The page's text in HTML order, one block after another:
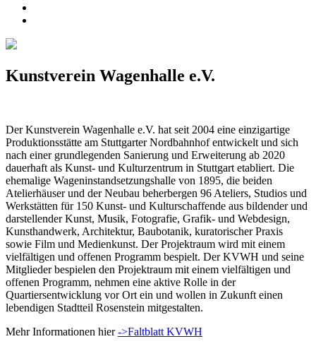
Kunstverein Wagenhalle e.V.
Der Kunstverein Wagenhalle e.V. hat seit 2004 eine einzigartige
Produktionsstätte am Stuttgarter Nordbahnhof entwickelt und sich
nach einer grundlegenden Sanierung und Erweiterung ab 2020
dauerhaft als Kunst- und Kulturzentrum in Stuttgart etabliert. Die
ehemalige Wageninstandsetzungshalle von 1895, die beiden
Atelierhäuser und der Neubau beherbergen 96 Ateliers, Studios und
Werkstätten für 150 Kunst- und Kulturschaffende aus bildender und
darstellender Kunst, Musik, Fotografie, Grafik- und Webdesign,
Kunsthandwerk, Architektur, Baubotanik, kuratorischer Praxis
sowie Film und Medienkunst. Der Projektraum wird mit einem
vielfältigen und offenen Programm bespielt. Der KVWH und seine
Mitglieder bespielen den Projektraum mit einem vielfältigen und
offenen Programm, nehmen eine aktive Rolle in der
Quartiersentwicklung vor Ort ein und wollen in Zukunft einen
lebendigen Stadtteil Rosenstein mitgestalten.
Mehr Informationen hier->Faltblatt KVWH